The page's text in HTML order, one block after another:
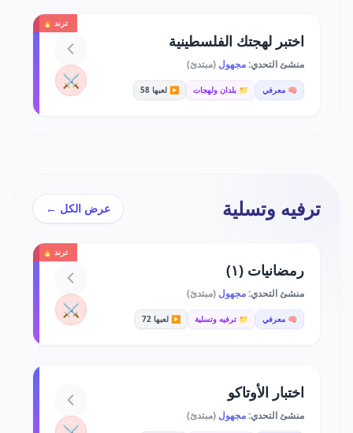
ترند 🔥
اختبر لهجتك الفلسطينية
منشئ التحدي:مجهول (مبتدئ)
🧠 معرفي 📁 بلدان ولهجات ▶️ لعبها 58 ⚔️
ترفيه وتسلية عرض الكل ←
ترند 🔥
رمضانيات (١)
منشئ التحدي:مجهول (مبتدئ)
🧠 معرفي 📁 ترفيه وتسلية ▶️ لعبها 72 ⚔️
اختبار الأوتاكو
منشئ التحدي:مجهول (مبتدئ)